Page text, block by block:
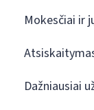
Mokesčiai ir
Dažniausiai